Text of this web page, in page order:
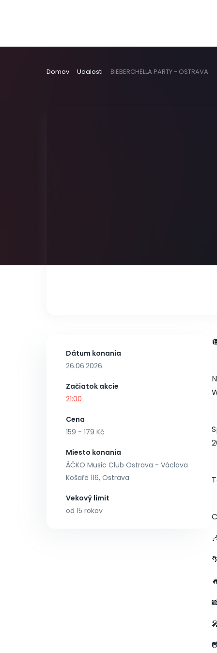
Domov Udalosti BIEBERCHELLA PARTY - OSTRAVA
Dátum konania
26.06.2026
Začiatok akcie
21:00
Cena
159 - 179 Kč
Miesto konania
ÁČKO Music Club Ostrava - Václava
Košaře 116, Ostrava
Vekový limit
od 15 rokov